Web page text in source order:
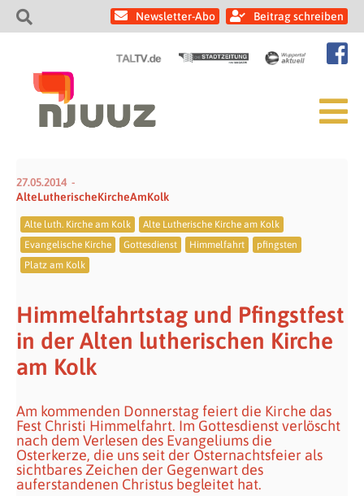
Newsletter-Abo Beitrag schreiben
27.05.2014
AlteLutherischeKircheAmKolk
Alte luth. Kirche am Kolk
Alte Lutherische Kirche am Kolk
Evangelische Kirche
Gottesdienst Himmelfahrt
pfingsten
Platz am Kolk
Himmelfahrtstag und Pfingstfest
in der Alten lutherischen Kirche
am Kolk
Am kommenden Donnerstag feiert die Kirche das
Fest Christi Himmelfahrt. Im Gottesdienst verlöscht
nach dem Verlesen des Evangeliums die
Osterkerze, die uns seit der Osternachtsfeier als
sichtbares Zeichen der Gegenwart des
auferstandenen Christus begleitet hat.